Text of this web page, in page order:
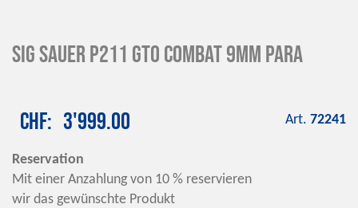
Sig Sauer P211 GTO Combat 9mm para
CHF 3'999.00
Reservation
Mit einer Anzahlung von 10 % reservieren
wir das gewünschte Produkt
Art. 72241